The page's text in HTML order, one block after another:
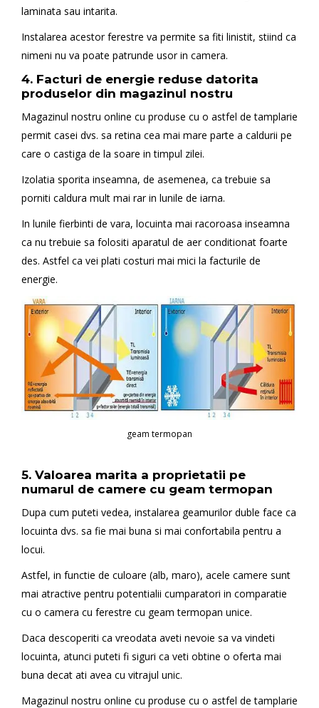
laminata sau intarita.
Instalarea acestor ferestre va permite sa fiti linistit, stiind ca
nimeni nu va poate patrunde usor in camera.
4. Facturi de energie reduse datorita
produselor din magazinul nostru
Magazinul nostru online cu produse cu o astfel de tamplarie
permit casei dvs. sa retina cea mai mare parte a caldurii pe
care o castiga de la soare in timpul zilei.
Izolatia sporita inseamna, de asemenea, ca trebuie sa
porniti caldura mult mai rar in lunile de iarna.
In lunile fierbinti de vara, locuinta mai racoroasa inseamna
ca nu trebuie sa folositi aparatul de aer conditionat foarte
des. Astfel ca vei plati costuri mai mici la facturile de
energie.
geam termopan
5. Valoarea marita a proprietatii pe
numarul de camere cu geam termopan
Dupa cum puteti vedea, instalarea geamurilor duble face ca
locuinta dvs. sa fie mai buna si mai confortabila pentru a
locui.
Astfel, in functie de culoare (alb, maro), acele camere sunt
mai atractive pentru potentialii cumparatori in comparatie
cu o camera cu ferestre cu geam termopan unice.
Daca descoperiti ca vreodata aveti nevoie sa va vindeti
locuinta, atunci puteti fi siguri ca veti obtine o oferta mai
buna decat ati avea cu vitrajul unic.
Magazinul nostru online cu produse cu o astfel de tamplarie